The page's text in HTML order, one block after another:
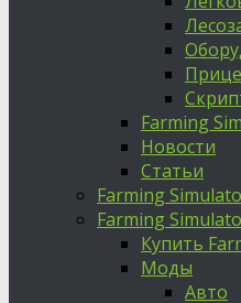
Farming
Новости
Статьи
Farming
Farming
Купить
Моды
Авто